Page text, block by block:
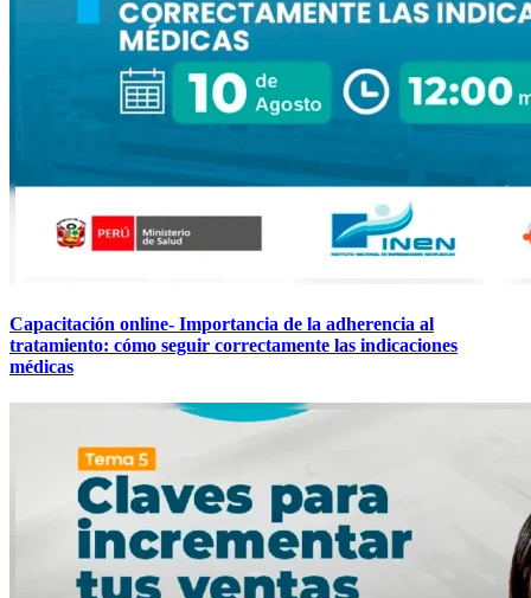
Capacitación online- Importancia de la adherencia al
tratamiento: cómo seguir correctamente las indicaciones
médicas